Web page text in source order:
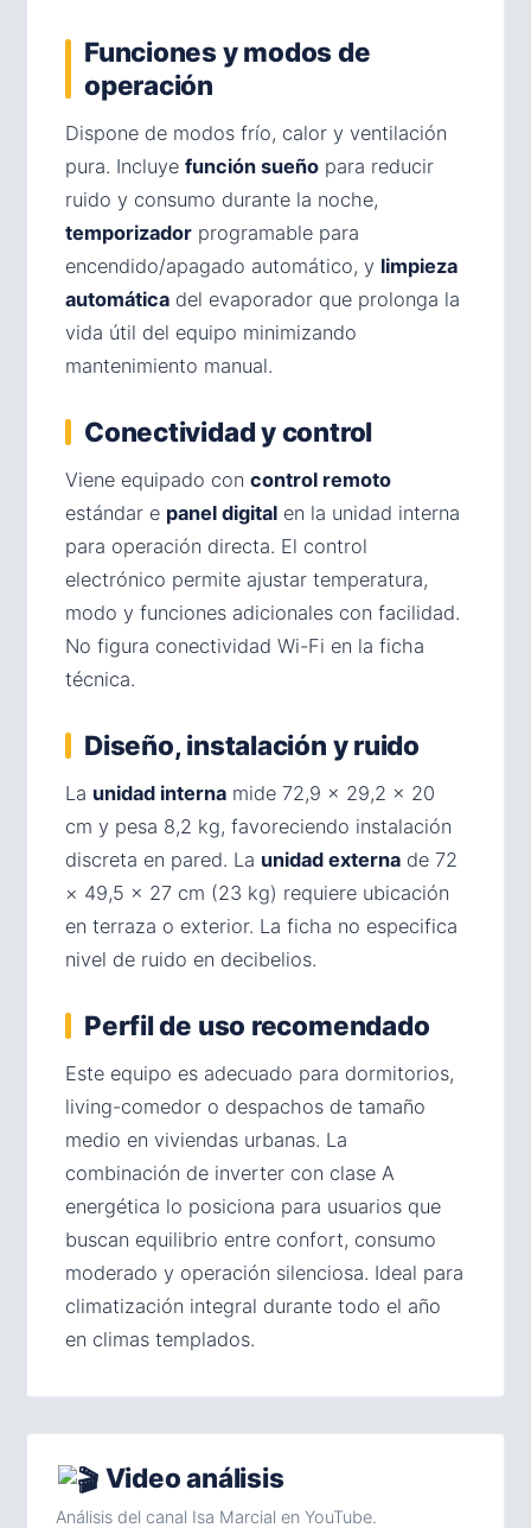
Funciones y modos de
operación
Dispone de modos frío, calor y ventilación
pura. Incluye función sueño para reducir
ruido y consumo durante la noche,
temporizador programable para
encendido/apagado automático, y limpieza
automática del evaporador que prolonga la
vida útil del equipo minimizando
mantenimiento manual.
Conectividad y control
Viene equipado con control remoto
estándar e panel digital en la unidad interna
para operación directa. El control
electrónico permite ajustar temperatura,
modo y funciones adicionales con facilidad.
No figura conectividad Wi-Fi en la ficha
técnica.
Diseño, instalación y ruido
La unidad interna mide 72,9 × 29,2 × 20
cm y pesa 8,2 kg, favoreciendo instalación
discreta en pared. La unidad externa de 72
× 49,5 × 27 cm (23 kg) requiere ubicación
en terraza o exterior. La ficha no especifica
nivel de ruido en decibelios.
Perfil de uso recomendado
Este equipo es adecuado para dormitorios,
living-comedor o despachos de tamaño
medio en viviendas urbanas. La
combinación de inverter con clase A
energética lo posiciona para usuarios que
buscan equilibrio entre confort, consumo
moderado y operación silenciosa. Ideal para
climatización integral durante todo el año
en climas templados.
Video análisis
Análisis del canal Isa Marcial en YouTube.